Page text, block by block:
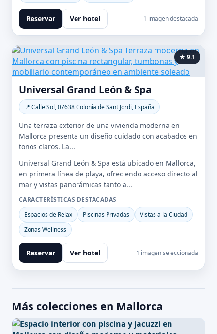
Reservar Ver hotel 1 imagen destacada
★ 9.1
Universal Grand León & Spa
📍 Calle Sol, 07638 Colonia de Sant Jordi, España
Una terraza exterior de una vivienda moderna en
Mallorca presenta un diseño cuidado con acabados en
tonos claros. La...
Universal Grand León & Spa está ubicado en Mallorca,
en primera línea de playa, ofreciendo acceso directo al
mar y vistas panorámicas tanto a...
CARACTERÍSTICAS DESTACADAS
Espacios de Relax
Piscinas Privadas
Vistas a la Ciudad
Zonas Wellness
Reservar Ver hotel 1 imagen seleccionada
Más colecciones en Mallorca